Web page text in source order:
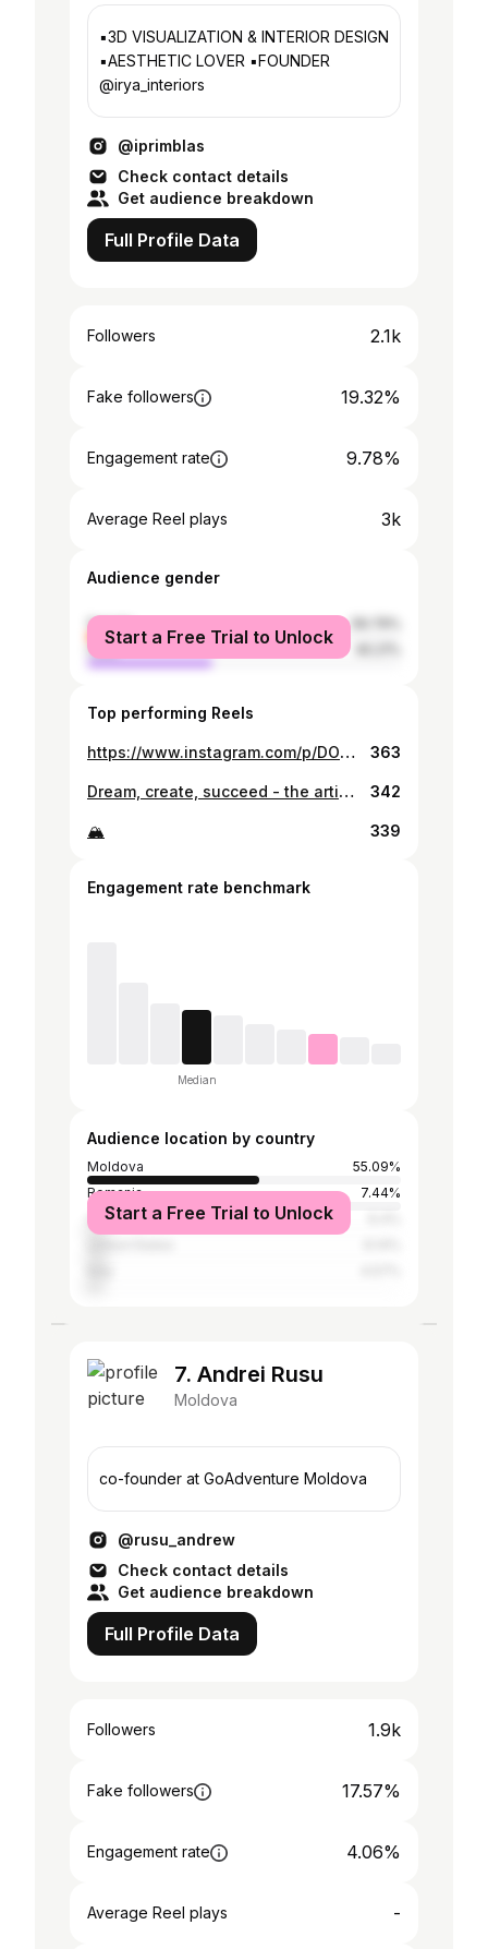
▪️3D VISUALIZATION & INTERIOR DESIGN
▪️AESTHETIC LOVER ▪️FOUNDER
@irya_interiors
@iprimblas
Check contact details
Get audience breakdown
Full Profile Data
Followers 2.1k
Fake followers 19.32%
Engagement rate 9.78%
Average Reel plays 3k
Audience gender
female
male
Start a Free Trial to Unlock
Top performing Reels
https://www.instagram.com/p/DOaoA4siGow/ 363
Dream, create, succeed - the artist’s journey to greatness. 342
🏔️ 339
Engagement rate benchmark
Median
Audience location by country
Moldova
55.09%
Romania
7.44%
United Kingdom
Start a Free Trial to Unlock
7. Andrei Rusu
Moldova
co-founder at GoAdventure Moldova
@rusu_andrew
Check contact details
Get audience breakdown
Full Profile Data
Followers 1.9k
Fake followers 17.57%
Engagement rate 4.06%
Average Reel plays -